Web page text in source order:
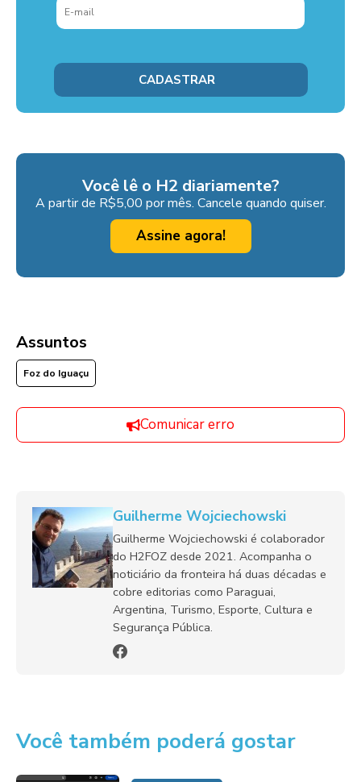
Você lê o H2 diariamente?
A partir de R$5,00 por mês. Cancele quando quiser.
Assine agora!
Assuntos
Foz do Iguaçu
Comunicar erro
Guilherme Wojciechowski
Guilherme Wojciechowski é colaborador
do H2FOZ desde 2021. Acompanha o
noticiário da fronteira há duas décadas e
cobre editorias como Paraguai,
Argentina, Turismo, Esporte, Cultura e
Segurança Pública.
Você também poderá gostar